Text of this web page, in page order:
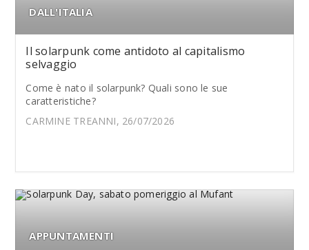
DALL'ITALIA
Il solarpunk come antidoto al capitalismo
selvaggio
Come è nato il solarpunk? Quali sono le sue
caratteristiche?
CARMINE TREANNI, 26/07/2026
APPUNTAMENTI